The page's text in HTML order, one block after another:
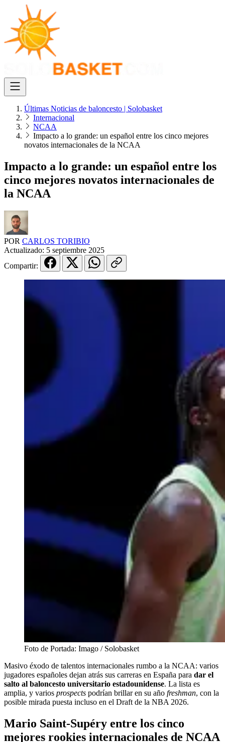
Últimas Noticias de baloncesto | Solobasket
Internacional
NCAA
Impacto a lo grande: un español entre los cinco mejores
novatos internacionales de la NCAA
Impacto a lo grande: un español entre los
cinco mejores novatos internacionales de
la NCAA
POR CARLOS TORIBIO
Actualizado: 5 septiembre 2025
Compartir:
Foto de Portada: Imago / Solobasket
Masivo éxodo de talentos internacionales rumbo a la NCAA: varios
jugadores españoles dejan atrás sus carreras en España para dar el
salto al baloncesto universitario estadounidense. La lista es
amplia, y varios prospects podrían brillar en su año freshman, con la
posible mirada puesta incluso en el Draft de la NBA 2026.
Mario Saint-Supéry entre los cinco
mejores rookies internacionales de NCAA